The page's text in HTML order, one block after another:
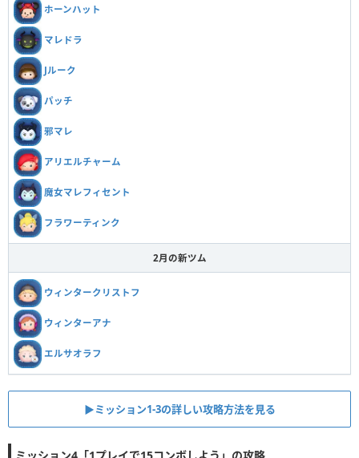
ホーンハット
マレドラ
Jルーク
パッチ
邪マレ
アリエルチャーム
魔女マレフィセント
フラワーティンク
2月の新ツム
ウィンタークリストフ
ウィンターアナ
エルサオラフ
▶︎ミッション1-3の詳しい攻略方法を見る